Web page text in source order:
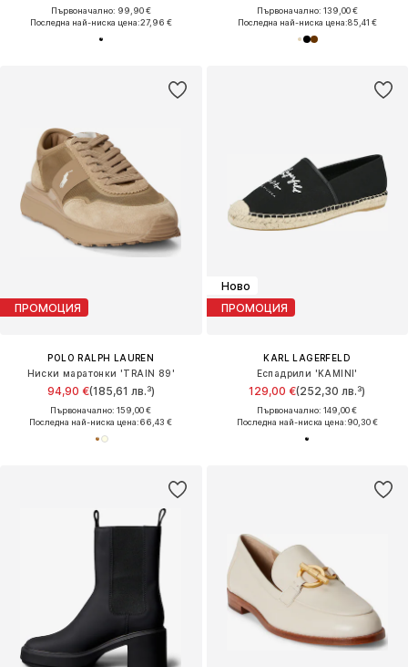
Първоначално: 99,90 €
Последна най-ниска цена:27,96 €
Първоначално: 139,00 €
Последна най-ниска цена:85,41 €
ПРОМОЦИЯ
POLO RALPH LAUREN
Ниски маратонки 'TRAIN 89'
94,90 €(185,61 лв.³)
Първоначално: 159,00 €
Последна най-ниска цена:66,43 €
Ново
ПРОМОЦИЯ
KARL LAGERFELD
Еспадрили 'KAMINI'
129,00 €(252,30 лв.³)
Първоначално: 149,00 €
Последна най-ниска цена:90,30 €